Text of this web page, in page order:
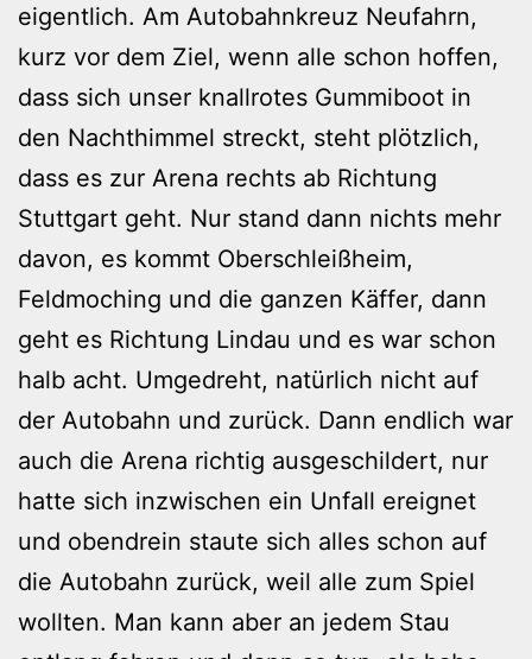
eigentlich. Am Autobahnkreuz Neufahrn,
kurz vor dem Ziel, wenn alle schon hoffen,
dass sich unser knallrotes Gummiboot in
den Nachthimmel streckt, steht plötzlich,
dass es zur Arena rechts ab Richtung
Stuttgart geht. Nur stand dann nichts mehr
davon, es kommt Oberschleißheim,
Feldmoching und die ganzen Käffer, dann
geht es Richtung Lindau und es war schon
halb acht. Umgedreht, natürlich nicht auf
der Autobahn und zurück. Dann endlich war
auch die Arena richtig ausgeschildert, nur
hatte sich inzwischen ein Unfall ereignet
und obendrein staute sich alles schon auf
die Autobahn zurück, weil alle zum Spiel
wollten. Man kann aber an jedem Stau